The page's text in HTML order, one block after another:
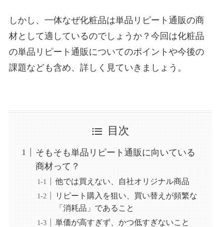
しかし、一体なぜ化粧品は単品リピート通販の商
材として適しているのでしょうか？今回は化粧品
の単品リピート通販についてのポイントや今後の
課題なども含め、詳しく見ていきましょう。
目次
そもそも単品リピート通販に向いている
商材って？
他では買えない、自社オリジナル商品
リピート購入を狙い、買い替えが頻繁な
「消耗品」であること
単価が高すぎず、かつ低すぎないこと